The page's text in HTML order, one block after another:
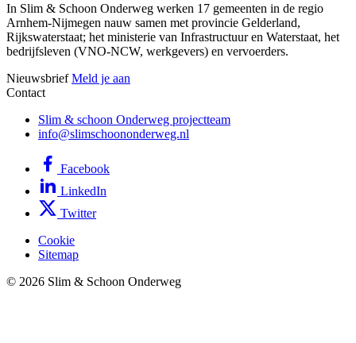
In Slim & Schoon Onderweg werken 17 gemeenten in de regio
Arnhem-Nijmegen nauw samen met provincie Gelderland,
Rijkswaterstaat; het ministerie van Infrastructuur en Waterstaat, het
bedrijfsleven (VNO-NCW, werkgevers) en vervoerders.
Nieuwsbrief Meld je aan
Contact
Slim & schoon Onderweg projectteam
info@slimschoononderweg.nl
Facebook
LinkedIn
Twitter
Cookie
Sitemap
© 2026 Slim & Schoon Onderweg